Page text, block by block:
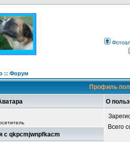
:: Форум
Профиль
О
Всего
с qkpcmjwnpfkacm